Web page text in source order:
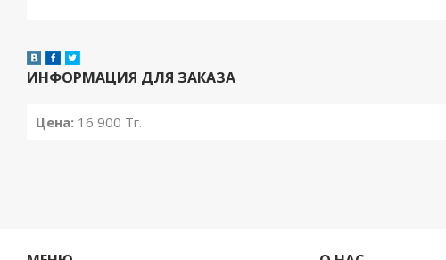
ИНФОРМАЦИЯ ДЛЯ ЗАКАЗА
Цена: 16 900 Тг.